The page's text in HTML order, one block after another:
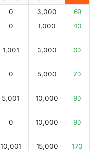
0 3,000
69
0 1,000 40
1,001 3,000 60
0 5,000 70
5,001 10,000 90
0 10,000 90
10,001 15,000 170